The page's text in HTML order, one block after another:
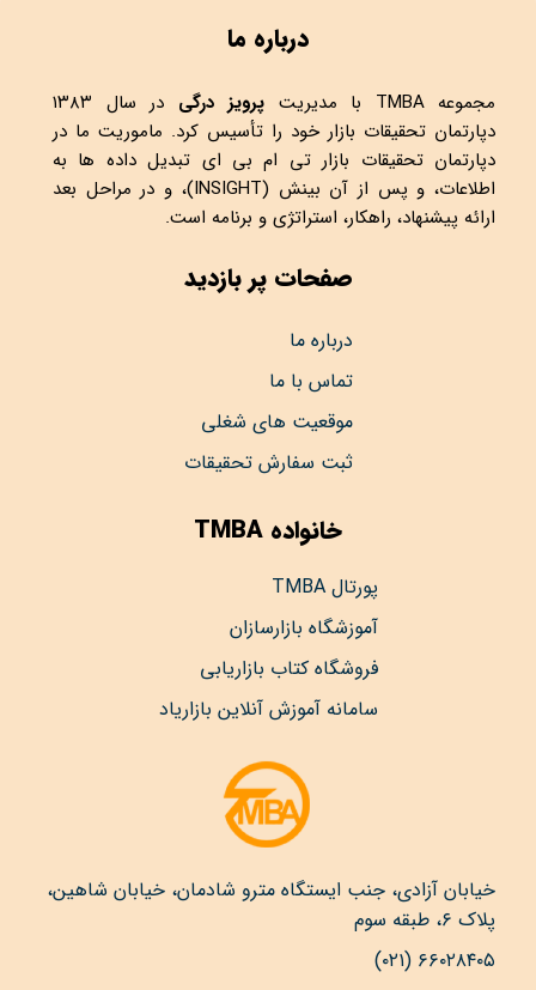
درباره ما
مجموعهTMBA با مدیریت پرویز درگی
در سال ۱۳۸۳
دپارتمان تحقیقات بازار خود را تأسیس کرد. ماموریت ما در
دپارتمان تحقیقات بازار تی ام بی ای تبدیل داده ها به
اطلاعات، و پس از آن بینش (INSIGHT)، و در مراحل بعد
ارائه پیشنهاد، راهکار، استراتژی و برنامه است.
صفحات پر بازدید
درباره ما
تماس با ما
موقعیت های شغلی
ثبت سفارش تحقیقات
خانواده TMBA
پورتال TMBA
آموزشگاه بازارسازان
فروشگاه کتاب بازاریابی
سامانه آموزش آنلاین بازاریاد
خیابان آزادی، جنب ایستگاه مترو شادمان، خیابان شاهین،
پلاک ۶، طبقه سوم
۶۶۰۲۸۴۰۵ (۰۲۱)